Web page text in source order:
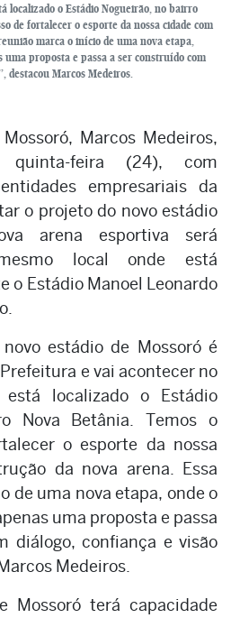
localizado o Estádio Nogueirão, no bairro
de fortalecer o esporte da nossa cidade com
marca o início de uma nova etapa,
proposta e passa a ser construído com
destacou Marcos Medeiros.
Marcos Medeiros,
feira (24), com
empresariais da
o projeto do novo estádio
arena esportiva será
local onde está
o Estádio Manoel Leonardo
novo estádio de Mossoró é
e vai acontecer no
localizado o Estádio
Nova Betânia. Temos o
o esporte da nossa
da nova arena. Essa
de uma nova etapa, onde o
uma proposta e passa
diálogo, confiança e visão
Medeiros.
Mossoró terá capacidade